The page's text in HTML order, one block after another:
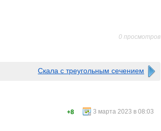
0 просмотров
Скала с треугольным сечением
3 марта 2023 в 08:03
+8